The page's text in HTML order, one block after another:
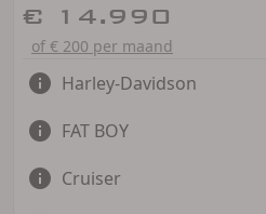
€ 14.990
of € 200 per maand
Harley-Davidson
FAT BOY
Cruiser